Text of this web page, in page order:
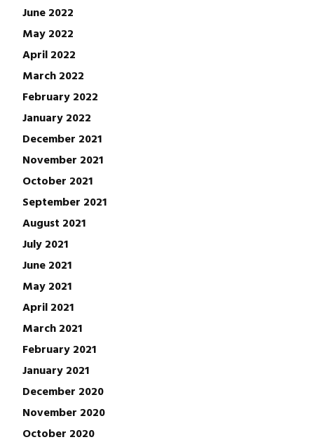
June 2022
May 2022
April 2022
March 2022
February 2022
January 2022
December 2021
November 2021
October 2021
September 2021
August 2021
July 2021
June 2021
May 2021
April 2021
March 2021
February 2021
January 2021
December 2020
November 2020
October 2020